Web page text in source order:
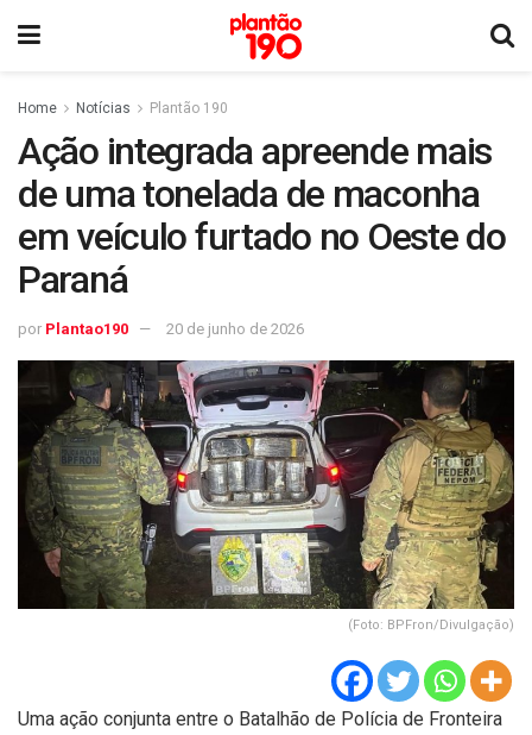
Home Notícias Plantão 190
Ação integrada apreende mais
de uma tonelada de maconha
em veículo furtado no Oeste do
Paraná
por Plantao190 20 de junho de 2026
(Foto: BPFron/Divulgação)
Uma ação conjunta entre o Batalhão de Polícia de Fronteira